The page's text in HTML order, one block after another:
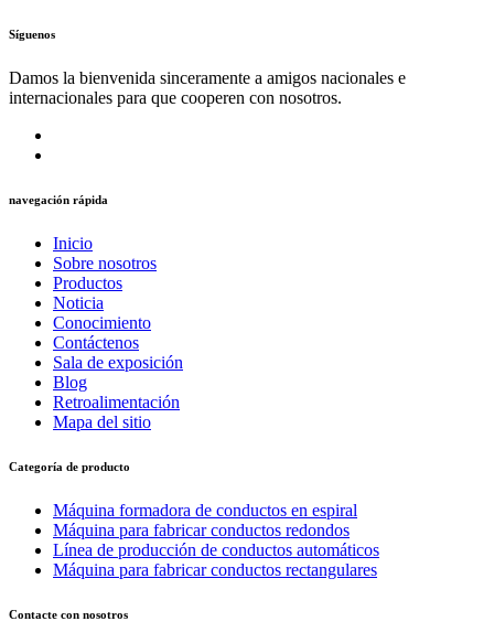
Síguenos
Damos la bienvenida sinceramente a amigos nacionales e
internacionales para que cooperen con nosotros.
navegación rápida
Inicio
Sobre nosotros
Productos
Noticia
Conocimiento
Contáctenos
Sala de exposición
Blog
Retroalimentación
Mapa del sitio
Categoría de producto
Máquina formadora de conductos en espiral
Máquina para fabricar conductos redondos
Línea de producción de conductos automáticos
Máquina para fabricar conductos rectangulares
Contacte con nosotros